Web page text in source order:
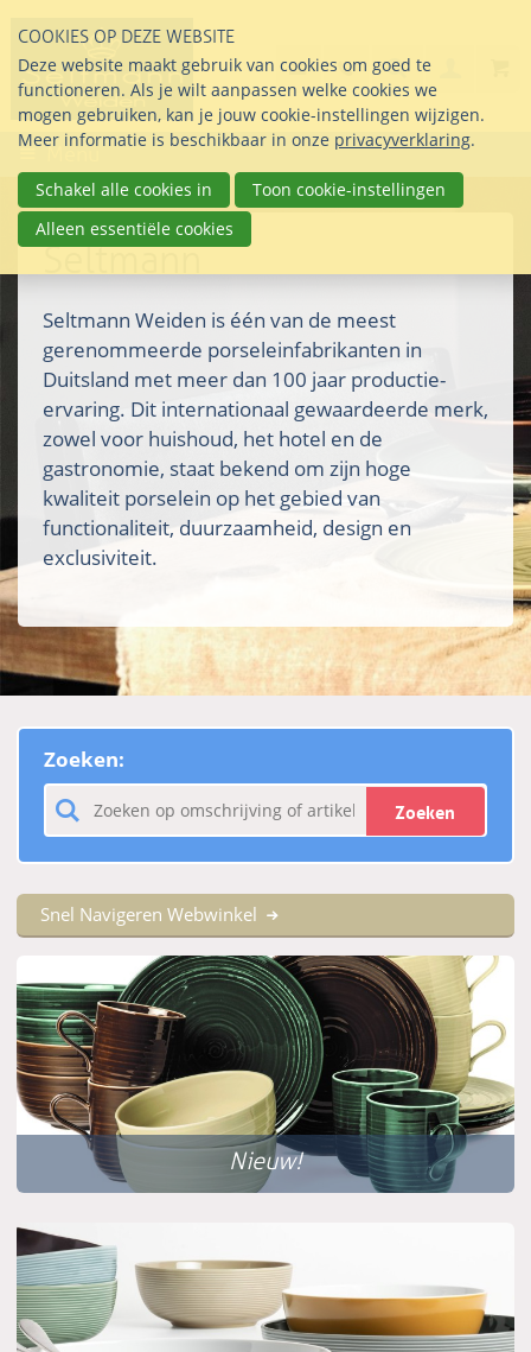
links
over
Direct
naar
inhoud
Direct
naar
het
info@seltmann-
Stel uw vraag
085 76 07 000
Search
Menu
Seltmann
Seltmann Weiden is één van de meest
gerenommeerde porseleinfabrikanten in
Duitsland met meer dan 100 jaar productie-
ervaring. Dit internationaal gewaardeerde merk,
zowel voor huishoud, het hotel en de
gastronomie, staat bekend om zijn hoge
kwaliteit porselein op het gebied van
functionaliteit, duurzaamheid, design en
exclusiviteit.
Zoeken:
Zoeken
Snel Navigeren Webwinkel
Nieuw!
COOKIES OP DEZE WEBSITE
Deze website maakt gebruik van cookies om goed te
functioneren. Als je wilt aanpassen welke cookies we
mogen gebruiken, kan je jouw cookie-instellingen wijzigen.
Meer informatie is beschikbaar in onze privacyverklaring.
Schakel alle cookies in
Toon cookie-instellingen
Alleen essentiële cookies